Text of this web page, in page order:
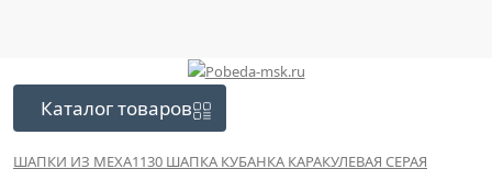
Каталогтоваров
ШАПКИ ИЗ МЕХА1130 ШАПКА КУБАНКА КАРАКУЛЕВАЯ СЕРАЯ